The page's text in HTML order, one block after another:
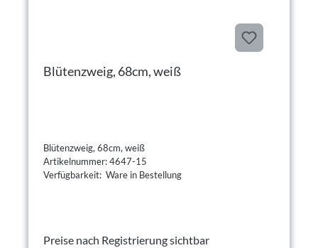
Blütenzweig, 68cm, weiß
Blütenzweig, 68cm, weiß
Artikelnummer: 4647-15
Verfügbarkeit: Ware in Bestellung
Preise nach Registrierung sichtbar